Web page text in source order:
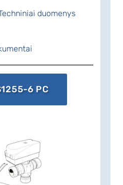
gamtai.duomenys
6 PC